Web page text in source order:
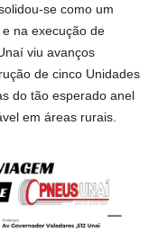
se como um
na execução de
viu avanços
de cinco Unidades
do tão esperado anel
em áreas rurais.